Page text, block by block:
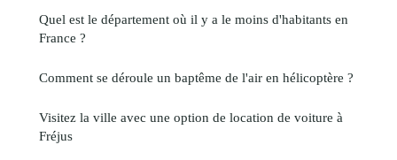
Quel est le département où il y a le moins d'habitants en
France ?
Comment se déroule un baptême de l'air en hélicoptère ?
Visitez la ville avec une option de location de voiture à
Fréjus